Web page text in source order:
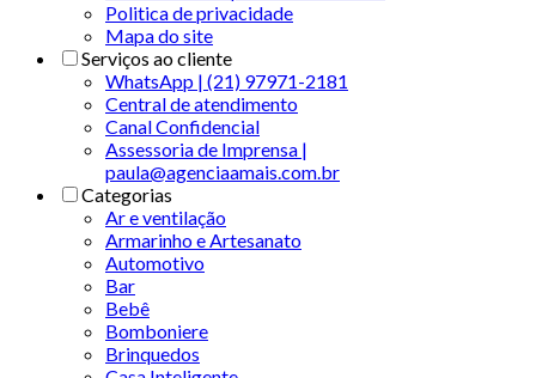
Politica de privacidade
Mapa do site
Serviços ao cliente
WhatsApp | (21) 97971-2181
Central de atendimento
Canal Confidencial
Assessoria de Imprensa |
paula@agenciaamais.com.br
Categorias
Ar e ventilação
Armarinho e Artesanato
Automotivo
Bar
Bebê
Bomboniere
Brinquedos